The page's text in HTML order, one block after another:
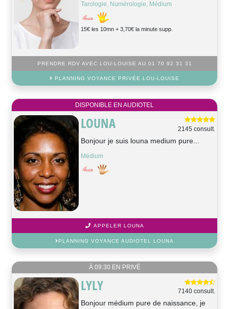
Tarologie, Numérologie, Médium
15€ les 10mn + 3,70€ la minute supp.
PRENDRE RDV AVEC LOU-LOUISE AU 01 70 92 31 31
PLANNING VOYANCE PRIVÉE LOU-LOUISE
DISPONIBLE EN AUDIOTEL
LOUNA 2145 consult.
Bonjour je suis louna medium pure...
Médium
APPELER LOUNA
PLANNING VOYANCE AUDIOTEL LOUNA
À 09:30 EN PRIVÉ
LYLY 7140 consult.
Bonjour médium pure de naissance, je